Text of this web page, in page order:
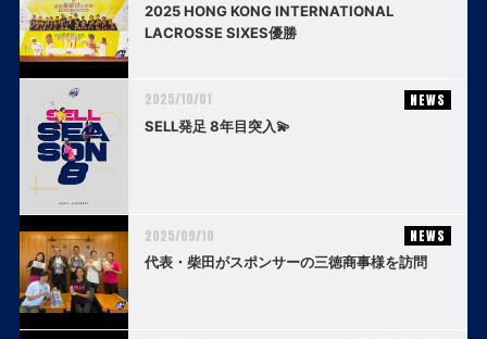
2025 HONG KONG INTERNATIONAL
LACROSSE SIXES優勝
2025/10/01 NEWS
SELL発足 8年目突入💫
2025/09/10 NEWS
代表・柴田がスポンサーの三徳商事様を訪問